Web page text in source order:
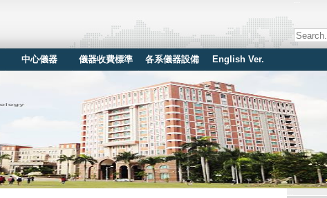
中心儀器 儀器收費標準 各系儀器設備 English Ver.